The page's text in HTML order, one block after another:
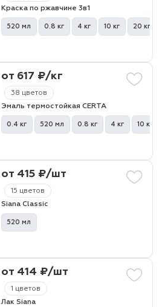
Краска по ржавчине 3в1
520 мл 0.8 кг 4 кг 10 кг 20 кг
38 цветов
от 617 ₽/кг
Эмаль термостойкая CERTA
0.4 кг 520 мл 0.8 кг 4 кг 10 кг
15 цветов
от 415 ₽/шт
Siana Classic
520 мл
1 цветов
от 414 ₽/шт
Лак Siana